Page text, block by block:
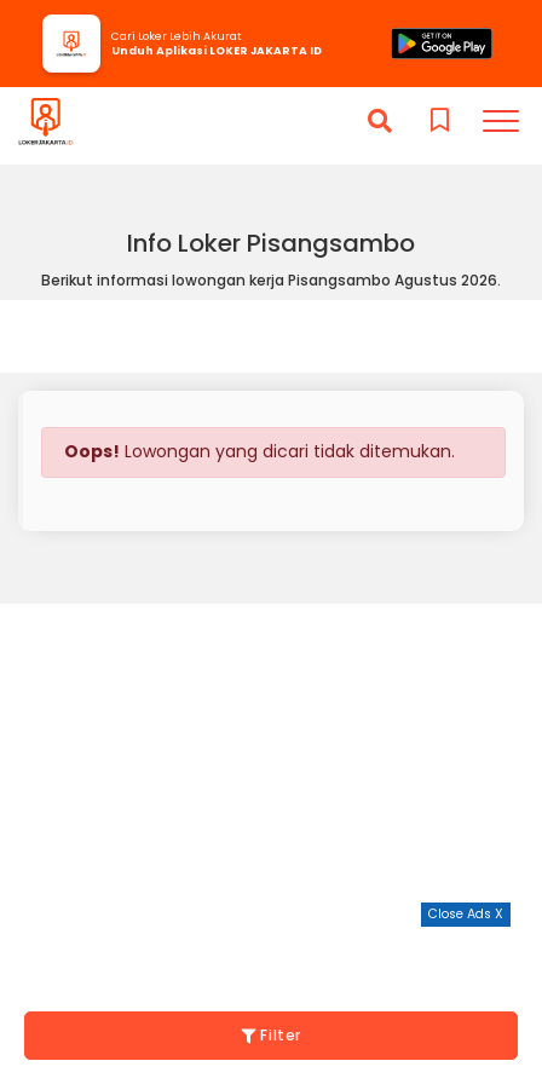
Info Loker Pisangsambo
Berikut informasi lowongan kerja Pisangsambo Agustus 2026.
Cari Loker Lebih Akurat
Unduh Aplikasi LOKER JAKARTA ID
Oops! Lowongan yang dicari tidak ditemukan.
Close Ads X
Filter